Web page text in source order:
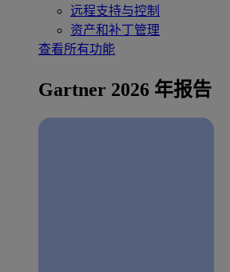
远程支持与控制
资产和补丁管理
查看所有功能
Gartner 2026 年报告